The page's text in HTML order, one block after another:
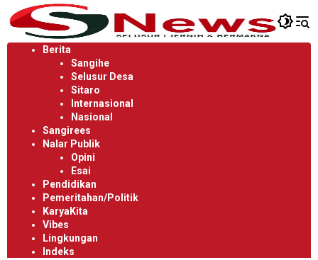
Langsung
ke
konten
Berita
Sangihe
Selusur Desa
Sitaro
Internasional
Nasional
Sangirees
Nalar Publik
Opini
Esai
Pendidikan
Pemeritahan/Politik
KaryaKita
Vibes
Lingkungan
Indeks